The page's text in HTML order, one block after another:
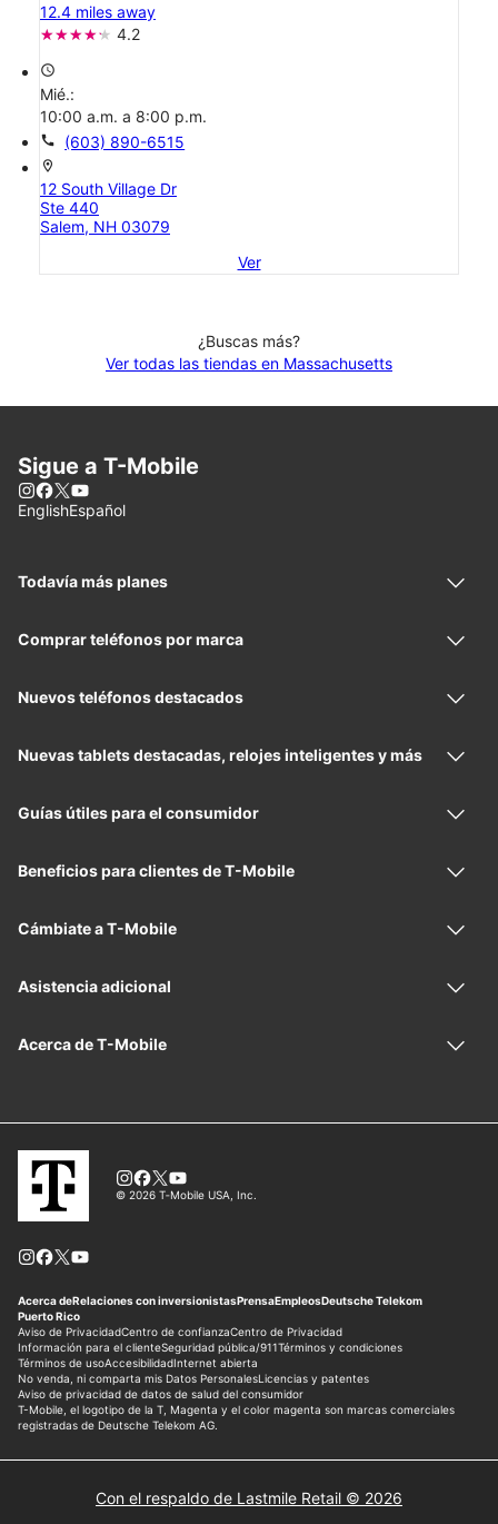
12.4 miles away
4.2
access_time
Mié.:
10:00 a.m. a 8:00 p.m.
call (603) 890-6515
location_on
12 South Village Dr
Ste 440
Salem, NH 03079
Ver
¿Buscas más?
Ver todas las tiendas en Massachusetts
Con el respaldo de Lastmile Retail © 2026